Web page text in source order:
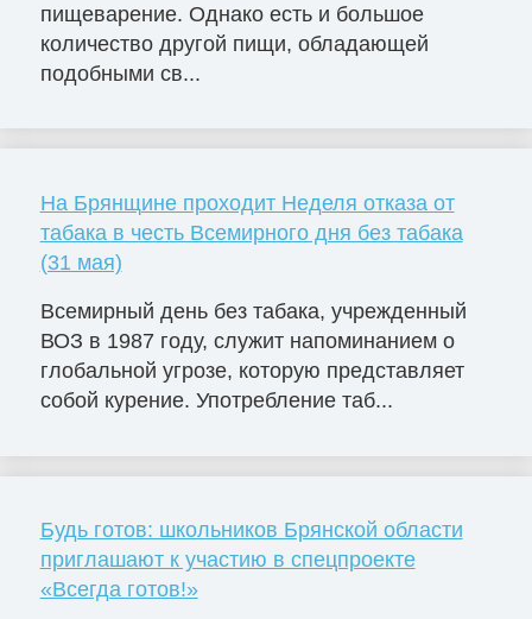
пищеварение. Однако есть и большое
количество другой пищи, обладающей
подобными св...
На Брянщине проходит Неделя отказа от
табака в честь Всемирного дня без табака
(31 мая)
Всемирный день без табака, учрежденный
ВОЗ в 1987 году, служит напоминанием о
глобальной угрозе, которую представляет
собой курение. Употребление таб...
Будь готов: школьников Брянской области
приглашают к участию в спецпроекте
«Всегда готов!»